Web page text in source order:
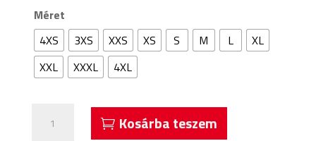
Méret
4XS
3XS XXS XS S M L
XL
XXL
XXXL 4XL
Magic
Kosárba teszem